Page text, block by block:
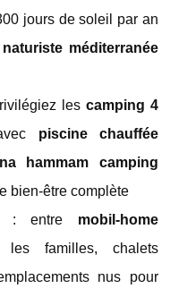
jours de soleil par an
méditerranée
les camping 4
piscine chauffée
hammam camping
bien-être complète
: entre mobil-home
familles, chalets
nus pour